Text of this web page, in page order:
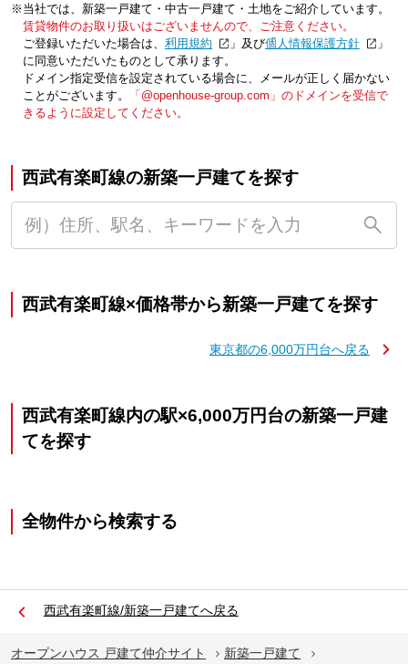
※当社では、新築一戸建て・中古一戸建て・土地をご紹介しています。
賃貸物件のお取り扱いはございませんので、ご注意ください。
ご登録いただいた場合は、「利用規約 」及び「個人情報保護方針
」
に同意いただいたものとして承ります。
ドメイン指定受信を設定されている場合に、メールが正しく届かない
ことがございます。
「@openhouse-group.com」のドメインを受信で
きるように設定してください。
西武有楽町線の新築一戸建てを探す
西武有楽町線×価格帯から新築一戸建てを探す
東京都の6,000万円台へ戻る
西武有楽町線内の駅×6,000万円台の新築一戸建
てを探す
全物件から検索する
西武有楽町線/新築一戸建てへ戻る
オープンハウス 戸建て仲介サイト
新築一戸建て